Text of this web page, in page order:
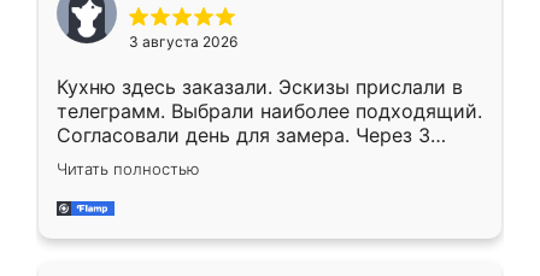
3 августа 2026
Кухню здесь заказали. Эскизы прислали в
телеграмм. Выбрали наиболее подходящий.
Согласовали день для замера. Через 3
недели кухня была уже готова. Остались
довольны работой. Спасибо Ренессанс
мебель за качественную работу!
Читать полностью